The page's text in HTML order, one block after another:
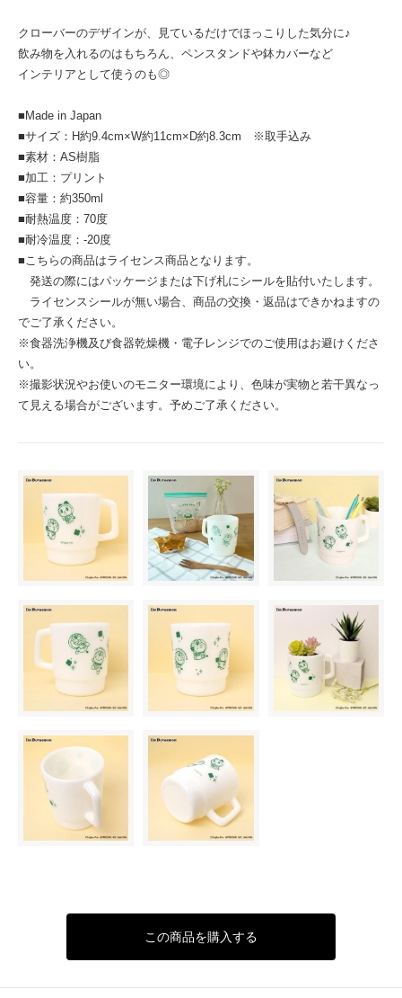
クローバーのデザインが、見ているだけでほっこりした気分に♪
飲み物を入れるのはもちろん、ペンスタンドや鉢カバーなど
インテリアとして使うのも◎
■Made in Japan
■サイズ：H約9.4cm×W約11cm×D約8.3cm ※取手込み
■素材：AS樹脂
■加工：プリント
■容量：約350ml
■耐熱温度：70度
■耐冷温度：-20度
■こちらの商品はライセンス商品となります。
発送の際にはパッケージまたは下げ札にシールを貼付いたします。
ライセンスシールが無い場合、商品の交換・返品はできかねますの
でご了承ください。
※食器洗浄機及び食器乾燥機・電子レンジでのご使用はお避けくださ
い。
※撮影状況やお使いのモニター環境により、色味が実物と若干異なっ
て見える場合がございます。予めご了承ください。
この商品を購入する